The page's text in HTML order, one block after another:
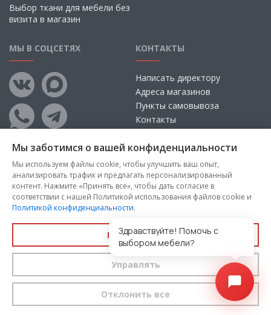
Выбор ткани для мебели без
визита в магазин
МЫ В СОЦСЕТЯХ КОНТАКТЫ
Написать директору
Адреса магазинов
Пункты самовывоза
Контакты
Copyright © 2026, ООО «100 Диванов» — Все права защищены
Администрация Сайта не несет ответственности за
размещаемые Пользователями материалы, их содержание,
качество.
политики конфиденциальностии
пользовательского соглашениякаждый раз, когда оставляете
свои данные в любой форме обратной связи на сайте
Мы заботимся о вашей конфиденциальности
Мы используем файлы cookie, чтобы улучшить ваш опыт,
анализировать трафик и предлагать персонализированный
контент. Нажмите «Принять все», чтобы дать согласие в
соответствии с нашей Политикой использования файлов cookie и
Политикой конфиденциальности.
Принять все
Управлять
Отклонить все
Здравствуйте! Помочь с
выбором мебели?